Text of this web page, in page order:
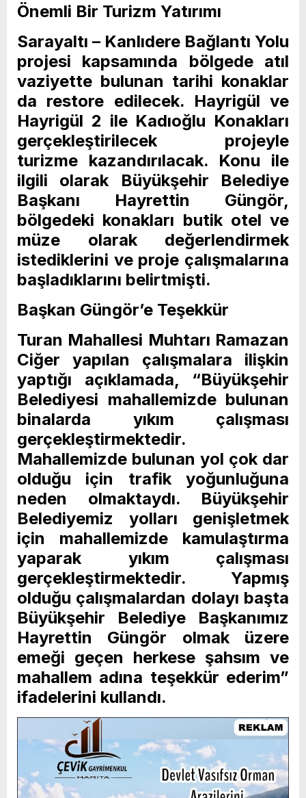
Önemli Bir Turizm Yatırımı
Sarayaltı – Kanlıdere Bağlantı Yolu
projesi kapsamında bölgede atıl
vaziyette bulunan tarihi konaklar
da restore edilecek. Hayrigül ve
Hayrigül 2 ile Kadıoğlu Konakları
gerçekleştirilecek projeyle
turizme kazandırılacak. Konu ile
ilgili olarak Büyükşehir Belediye
Başkanı Hayrettin Güngör,
bölgedeki konakları butik otel ve
müze olarak değerlendirmek
istediklerini ve proje çalışmalarına
başladıklarını belirtmişti.
Başkan Güngör’e Teşekkür
Turan Mahallesi Muhtarı Ramazan
Ciğer yapılan çalışmalara ilişkin
yaptığı açıklamada, “Büyükşehir
Belediyesi mahallemizde bulunan
binalarda yıkım çalışması
gerçekleştirmektedir.
Mahallemizde bulunan yol çok dar
olduğu için trafik yoğunluğuna
neden olmaktaydı. Büyükşehir
Belediyemiz yolları genişletmek
için mahallemizde kamulaştırma
yaparak yıkım çalışması
gerçekleştirmektedir. Yapmış
olduğu çalışmalardan dolayı başta
Büyükşehir Belediye Başkanımız
Hayrettin Güngör olmak üzere
emeği geçen herkese şahsım ve
mahallem adına teşekkür ederim”
ifadelerini kullandı.